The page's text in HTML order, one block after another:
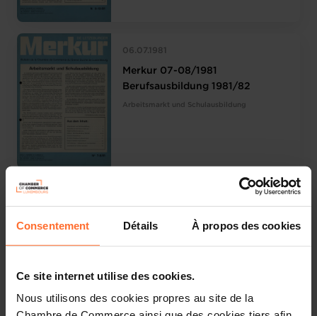
Consentement Détails À propos des cookies
Ce site internet utilise des cookies.
Nous utilisons des cookies propres au site de la
06.07.1981
Merkur 07-08/1981
Berufsausbildung 1981/82
Arbeitsmarkt und Schulausbildung
Merkur 05-06/1981
Die wichtigsten Bestimmungen
zur Preisgestaltung im Handel